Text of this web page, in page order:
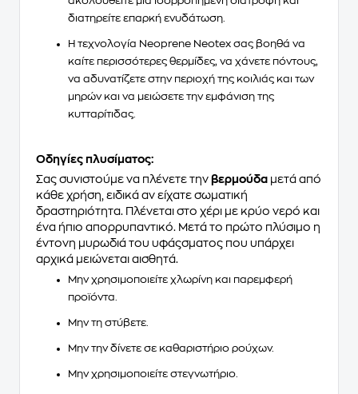
διατηρείτε επαρκή ενυδάτωση.
Η τεχνολογία Neoprene Neotex σας βοηθά να
καίτε περισσότερες θερµίδες, να χάνετε πόντους,
να αδυνατίζετε στην περιοχή της κοιλιάς και των
µηρών και να µειώσετε την εµφάνιση της
κυτταρίτιδας.
Οδηγίες πλυσίµατος:
Σας συνιστούµε να πλένετε την βερµούδα µετά από
κάθε χρήση, ειδικά αν είχατε σωµατική
δραστηριότητα. Πλένεται στο χέρι µε κρύο νερό και
ένα ήπιο απορρυπαντικό. Μετά το πρώτο πλύσιµο η
έντονη µυρωδιά του υφάςσµατος που υπάρχει
αρχικά µειώνεται αισθητά.
Μην χρησιµοποιείτε χλωρίνη και παρεµφερή
προϊόντα.
Μην τη στύβετε.
Μην την δίνετε σε καθαριστήριο ρούχων.
Μην χρησιµοποιείτε στεγνωτήριο.